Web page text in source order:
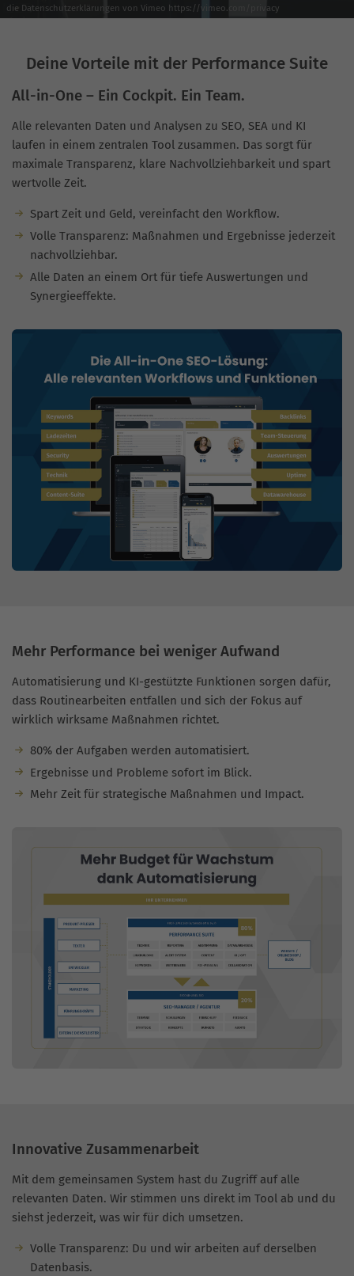
die Datenschutzerklärungen von Vimeo https://vimeo.com/privacy
Deine Vorteile mit der Performance Suite
All-in-One – Ein Cockpit. Ein Team.
Alle relevanten Daten und Analysen zu SEO, SEA und KI
laufen in einem zentralen Tool zusammen. Das sorgt für
maximale Transparenz, klare Nachvollziehbarkeit und spart
wertvolle Zeit.
Spart Zeit und Geld, vereinfacht den Workflow.
Volle Transparenz: Maßnahmen und Ergebnisse jederzeit
nachvollziehbar.
Alle Daten an einem Ort für tiefe Auswertungen und
Synergieeffekte.
Mehr Performance bei weniger Aufwand
Automatisierung und KI-gestützte Funktionen sorgen dafür,
dass Routinearbeiten entfallen und sich der Fokus auf
wirklich wirksame Maßnahmen richtet.
80% der Aufgaben werden automatisiert.
Ergebnisse und Probleme sofort im Blick.
Mehr Zeit für strategische Maßnahmen und Impact.
Innovative Zusammenarbeit
Mit dem gemeinsamen System hast du Zugriff auf alle
relevanten Daten. Wir stimmen uns direkt im Tool ab und du
siehst jederzeit, was wir für dich umsetzen.
Volle Transparenz: Du und wir arbeiten auf derselben
Datenbasis.